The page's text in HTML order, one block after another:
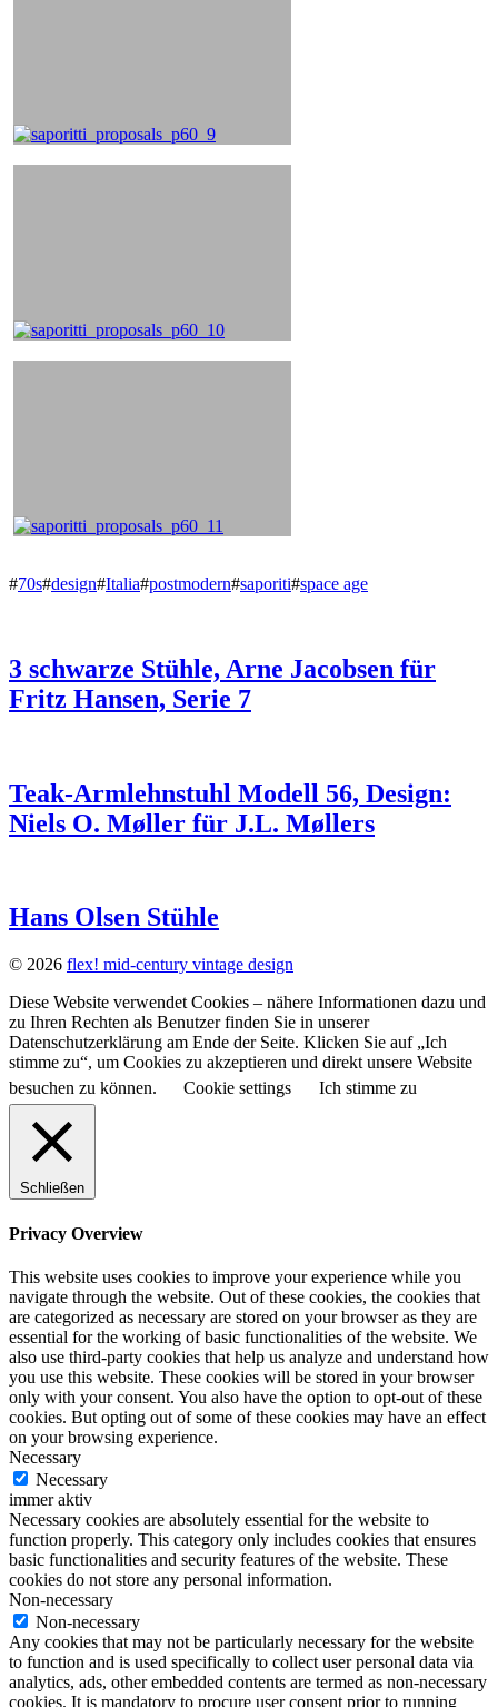
#70s#design#Italia#postmodern#saporiti#space age
3 schwarze Stühle, Arne Jacobsen für
Fritz Hansen, Serie 7
Teak-Armlehnstuhl Modell 56, Design:
Niels O. Møller für J.L. Møllers
Hans Olsen Stühle
© 2026 flex! mid-century vintage design
Diese Website verwendet Cookies – nähere Informationen dazu und
zu Ihren Rechten als Benutzer finden Sie in unserer
Datenschutzerklärung am Ende der Seite. Klicken Sie auf „Ich
stimme zu“, um Cookies zu akzeptieren und direkt unsere Website
besuchen zu können.
Cookie settings Ich stimme zu
Schließen
Privacy Overview
This website uses cookies to improve your experience while you
navigate through the website. Out of these cookies, the cookies that
are categorized as necessary are stored on your browser as they are
essential for the working of basic functionalities of the website. We
also use third-party cookies that help us analyze and understand how
you use this website. These cookies will be stored in your browser
only with your consent. You also have the option to opt-out of these
cookies. But opting out of some of these cookies may have an effect
on your browsing experience.
Necessary
Necessary
immer aktiv
Necessary cookies are absolutely essential for the website to
function properly. This category only includes cookies that ensures
basic functionalities and security features of the website. These
cookies do not store any personal information.
Non-necessary
Non-necessary
Any cookies that may not be particularly necessary for the website
to function and is used specifically to collect user personal data via
analytics, ads, other embedded contents are termed as non-necessary
cookies. It is mandatory to procure user consent prior to running